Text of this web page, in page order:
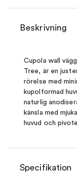
Beskrivning
Cupola wall
Tree, är en
rörelse med
kupolformad
naturlig
känsla med
huvud och
Specifikation